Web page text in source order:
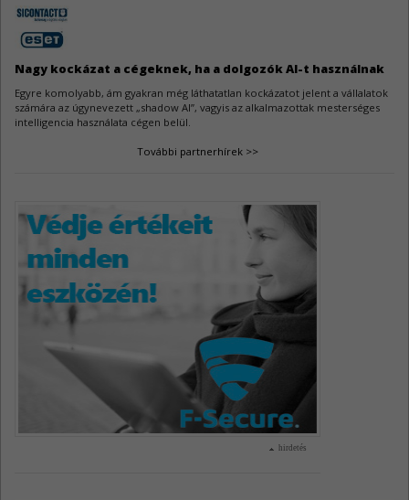
Az Autodesk AutoCAD szoftverek három biztonsági javítást kaptak.
Nagy kockázat a cégeknek, ha a dolgozók AI-t használnak
Egyre komolyabb, ám gyakran még láthatatlan kockázatot jelent a vállalatok
számára az úgynevezett „shadow AI”, vagyis az alkalmazottak mesterséges
intelligencia használata cégen belül.
További partnerhírek >>
hirdetés